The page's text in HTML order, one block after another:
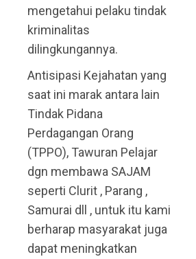
mengetahui pelaku tindak
kriminalitas
dilingkungannya.
Antisipasi Kejahatan yang
saat ini marak antara lain
Tindak Pidana
Perdagangan Orang
(TPPO), Tawuran Pelajar
dgn membawa SAJAM
seperti Clurit , Parang ,
Samurai dll , untuk itu kami
berharap masyarakat juga
dapat meningkatkan